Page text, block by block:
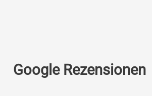
Google Rezensionen